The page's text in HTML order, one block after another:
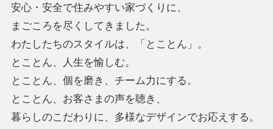
安心・安全で住みやすい家づくりに、
まごころを尽くしてきました。
わたしたちのスタイルは、「とことん」。
とことん、人生を愉しむ。
とことん、個を磨き、チーム力にする。
とことん、お客さまの声を聴き、
暮らしのこだわりに、多様なデザインでお応えする。